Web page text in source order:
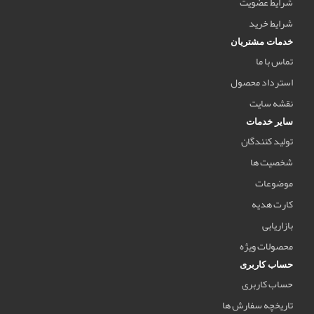
شرایط خرید
خدمات مشتریان
تماس با ما
استرداد محصول
نقشه سایت
سایر خدمات
تولید کنندگان
شخصیت ها
موضوعات
کارت هدیه
بازاریابی
محصولات ویژه
حساب کاربری
حساب کاربری
تاریخچه سفارش ها